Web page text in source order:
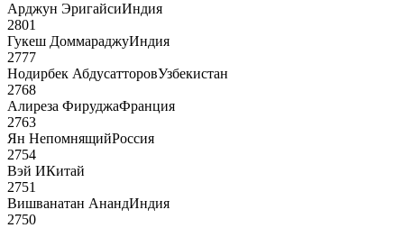
Арджун ЭригайсиИндия
2801
Гукеш ДоммараджуИндия
2777
Нодирбек АбдусатторовУзбекистан
2768
Алиреза ФируджаФранция
2763
Ян НепомнящийРоссия
2754
Вэй ИКитай
2751
Вишванатан АнандИндия
2750